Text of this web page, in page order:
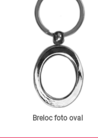
Breloc foto oval